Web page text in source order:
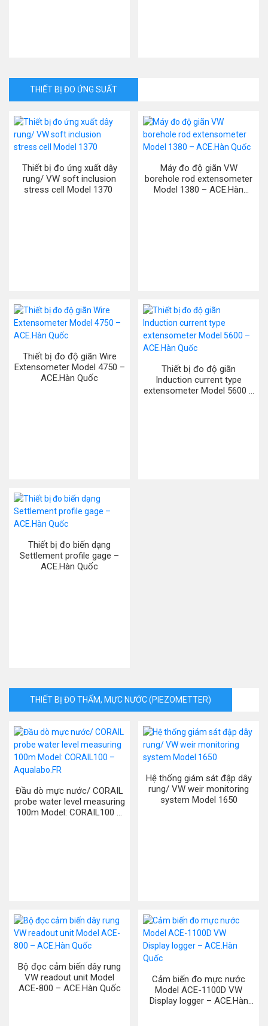
THIẾT BỊ ĐO ỨNG SUẤT
Thiết bị đo ứng xuất dây
rung/ VW soft inclusion
stress cell Model 1370
Máy đo độ giãn VW
borehole rod extensometer
Model 1380 – ACE.Hàn
Thiết bị đo độ giãn Wire
Extensometer Model 4750 –
ACE.Hàn Quốc
Thiết bị đo độ giãn
Induction current type
extensometer Model 5600 –
Thiết bị đo biến dạng
Settlement profile gage –
ACE.Hàn Quốc
THIẾT BỊ ĐO THẤM, MỰC NƯỚC (PIEZOMETTER)
Đầu dò mực nước/ CORAIL
probe water level measuring
100m Model: CORAIL100 –
Hệ thống giám sát đập dây
rung/ VW weir monitoring
system Model 1650
Bộ đọc cảm biến dây rung
VW readout unit Model
ACE-800 – ACE.Hàn Quốc
Cảm biến đo mực nước
Model ACE-1100D VW
Display logger – ACE.Hàn